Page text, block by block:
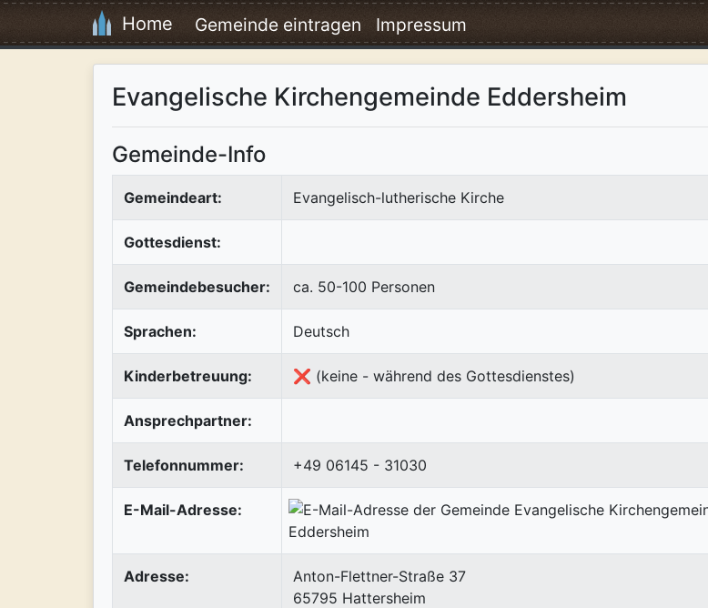
Home Gemeinde eintragen Impressum
Evangelische Kirchengemeinde Eddersheim
Gemeinde-Info
Gemeindeart: Evangelisch-lutherische Kirche
Gottesdienst:
Gemeindebesucher: ca. 50-100 Personen
Sprachen: Deutsch
Kinderbetreuung: ❌ (keine - während des Gottesdienstes)
Ansprechpartner:
Telefonnummer: +49 06145 - 31030
E-Mail-Adresse:
Adresse:
Anton-Flettner-Straße 37
65795 Hattersheim